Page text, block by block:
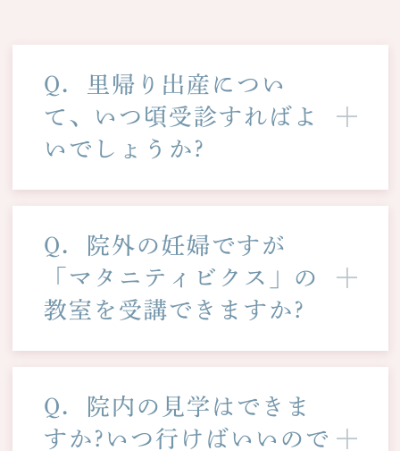
Q．里帰り出産につい
て、いつ頃受診すればよ
いでしょうか?
Q．院外の妊婦ですが
「マタニティビクス」の
教室を受講できますか?
Q．院内の見学はできま
すか?いつ行けばいいので